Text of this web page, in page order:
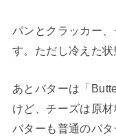
パンとクラッカー
す。ただし冷えた状
あとバターは「
けど、チーズは原
バターも普通のバタ